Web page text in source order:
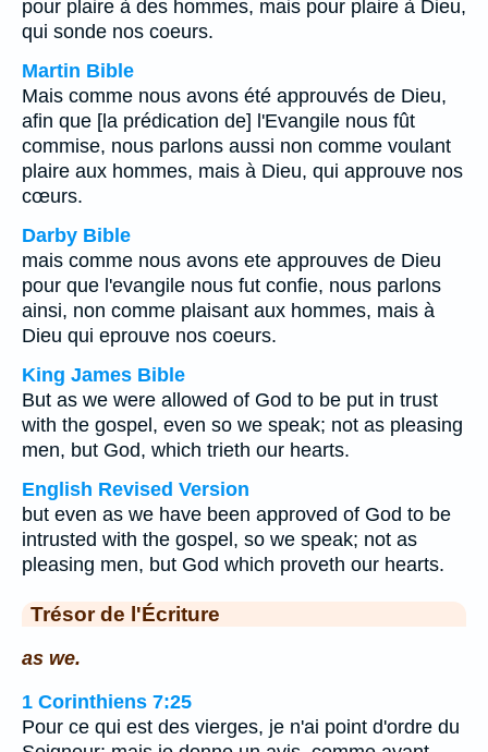
pour plaire à des hommes, mais pour plaire à Dieu,
qui sonde nos coeurs.
Martin Bible
Mais comme nous avons été approuvés de Dieu,
afin que [la prédication de] l'Evangile nous fût
commise, nous parlons aussi non comme voulant
plaire aux hommes, mais à Dieu, qui approuve nos
cœurs.
Darby Bible
mais comme nous avons ete approuves de Dieu
pour que l'evangile nous fut confie, nous parlons
ainsi, non comme plaisant aux hommes, mais à
Dieu qui eprouve nos coeurs.
King James Bible
But as we were allowed of God to be put in trust
with the gospel, even so we speak; not as pleasing
men, but God, which trieth our hearts.
English Revised Version
but even as we have been approved of God to be
intrusted with the gospel, so we speak; not as
pleasing men, but God which proveth our hearts.
Trésor de l'Écriture
as we.
1 Corinthiens 7:25
Pour ce qui est des vierges, je n'ai point d'ordre du